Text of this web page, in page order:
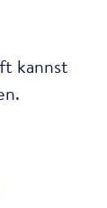
kannst